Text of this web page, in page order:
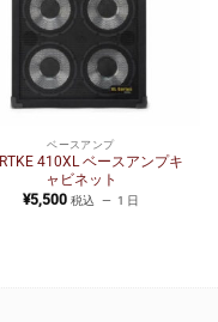
ベースアンプ
410XL ベースアンプキ
ャビネット
¥5,500 税込 1 日